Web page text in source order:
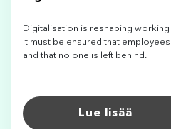
Digitalisation is reshaping
It must be ensured that
and that no one is left behind.
Lue lisää